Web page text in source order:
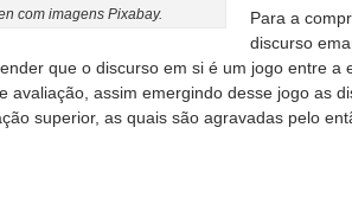
com imagens Pixabay.
Para a
discurso
que o discurso em si é um jogo entre a
avaliação, assim emergindo desse jogo as
superior, as quais são agravadas pelo